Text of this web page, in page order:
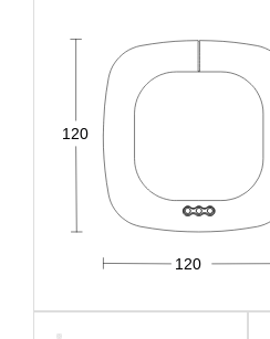
120
120